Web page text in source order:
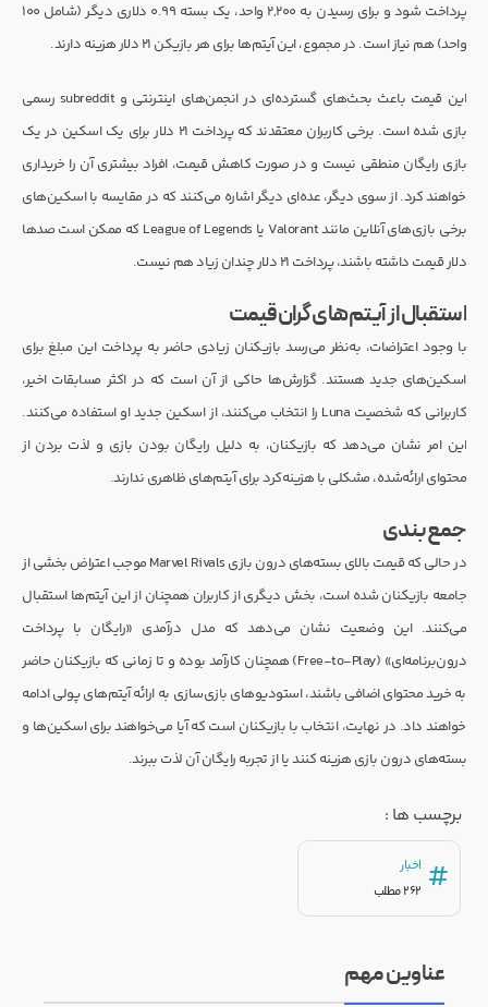
پرداخت شود و برای رسیدن به ۲,۲۰۰ واحد، یک بسته ۰.۹۹ دلاری دیگر (شامل ۱۰۰
واحد) هم نیاز است. در مجموع، این آیتم‌ها برای هر بازیکن ۲۱ دلار هزینه دارند.
این قیمت باعث بحث‌های گسترده‌ای در انجمن‌های اینترنتی و subreddit رسمی
بازی شده است. برخی کاربران معتقدند که پرداخت ۲۱ دلار برای یک اسکین در یک
بازی رایگان منطقی نیست و در صورت کاهش قیمت، افراد بیشتری آن را خریداری
خواهند کرد. از سوی دیگر، عده‌ای دیگر اشاره می‌کنند که در مقایسه با اسکین‌های
برخی بازی‌های آنلاین مانند Valorant یا League of Legends که ممکن است صدها
دلار قیمت داشته باشند، پرداخت ۲۱ دلار چندان زیاد هم نیست.
استقبال از آیتم‌های گران‌قیمت
با وجود اعتراضات، به‌نظر می‌رسد بازیکنان زیادی حاضر به پرداخت این مبلغ برای
اسکین‌های جدید هستند. گزارش‌ها حاکی از آن است که در اکثر مسابقات اخیر،
کاربرانی که شخصیت Luna را انتخاب می‌کنند، از اسکین جدید او استفاده می‌کنند.
این امر نشان می‌دهد که بازیکنان، به دلیل رایگان بودن بازی و لذت بردن از
محتوای ارائه‌شده، مشکلی با هزینه‌کرد برای آیتم‌های ظاهری ندارند.
جمع‌بندی
در حالی که قیمت بالای بسته‌های درون بازی Marvel Rivals موجب اعتراض بخشی از
جامعه بازیکنان شده است، بخش دیگری از کاربران همچنان از این آیتم‌ها استقبال
می‌کنند. این وضعیت نشان می‌دهد که مدل درآمدی «رایگان با پرداخت
درون‌برنامه‌ای» (Free-to-Play) همچنان کارآمد بوده و تا زمانی که بازیکنان حاضر
به خرید محتوای اضافی باشند، استودیوهای بازی‌سازی به ارائه آیتم‌های پولی ادامه
خواهند داد. در نهایت، انتخاب با بازیکنان است که آیا می‌خواهند برای اسکین‌ها و
بسته‌های درون بازی هزینه کنند یا از تجربه رایگان آن لذت ببرند.
برچسب ها :
# اخبار
262 مطلب
عناوین مهم